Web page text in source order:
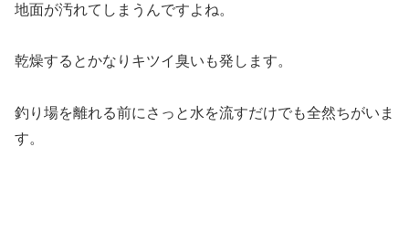
地面が汚れてしまうんですよね。
乾燥するとかなりキツイ臭いも発します。
釣り場を離れる前にさっと水を流すだけでも全然ちがいま
す。